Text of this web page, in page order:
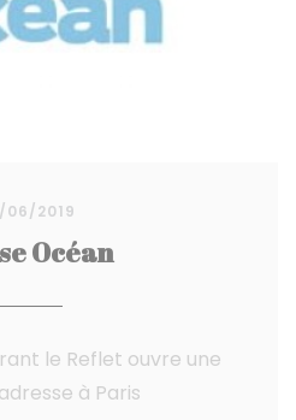
06/2019
Océan
le Reflet ouvre une
à Paris